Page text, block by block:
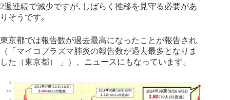
2週連続で減少ですが､しばらく推移を見守る必要があ
りそうです｡
東京都では報告数が過去最高になったことが報告され
（「 マイコプラズマ肺炎の報告数が過去最多となりま
した（東京都）
」）、ニュースにもなっています。